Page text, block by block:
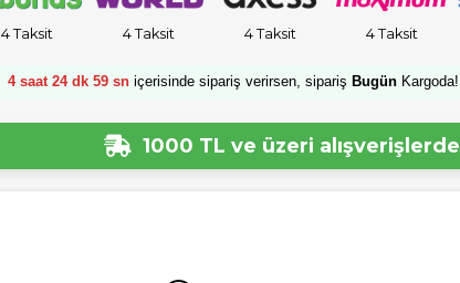
4 Taksit 4 Taksit 4 Taksit 4 Taksit
4 saat 24 dk 58 sn içerisinde sipariş verirsen, sipariş Bugün Kargoda!
1000 TL ve üzeri alışverişlerde